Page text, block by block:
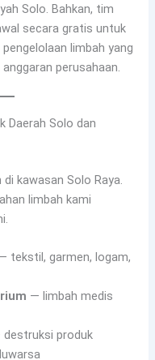
Solo. Bahkan, tim
secara gratis untuk
limbah yang
perusahaan.
Daerah Solo dan
kawasan Solo Raya.
limbah kami
tekstil, garmen, logam,
— limbah medis
produk